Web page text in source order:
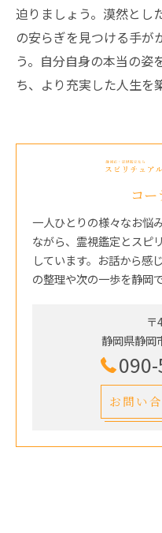
迫りましょう。漠然とし
の安らぎを見つける手が
う。自分自身の本当の姿
ち、より充実した人生を
コー
一人ひとりの様々なお悩
ながら、霊視鑑定とスピ
しています。お話から感
の整理や次の一歩を静岡
〒
静岡県静岡
お問い